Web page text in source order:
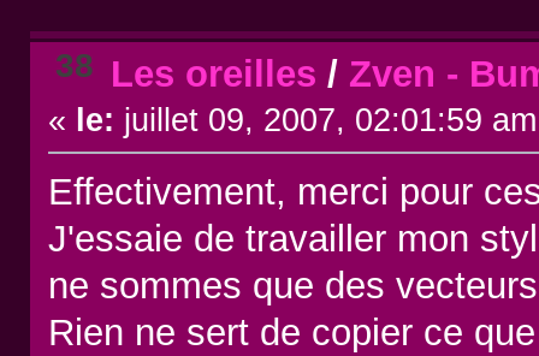
38 Les oreilles / Zven -
« le: juillet 09, 2007, 02:01:59
Effectivement, merci pour
J'essaie de travailler mon
ne sommes que des
Rien ne sert de copier ce